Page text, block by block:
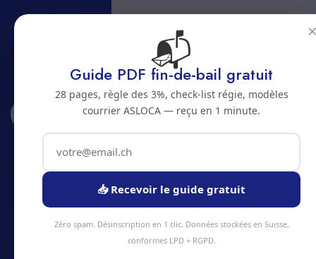
Accueil Abonnements Moudon
Abonnement nettoyage a
Moudon
Economisez jusqu'a 20% avec un abonnement
nettoyage regulier a Moudon
📬
Guide PDF fin-de-bail gratuit
28 pages, règle des 3%, check-list régie, modèles
courrier ASLOCA — reçu en 1 minute.
📥 Recevoir le guide gratuit
Zéro spam. Désinscription en 1 clic. Données stockées en Suisse,
conformes LPD + RGPD.